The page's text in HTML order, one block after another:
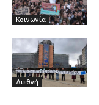
Κοινωνία
Διεθνή